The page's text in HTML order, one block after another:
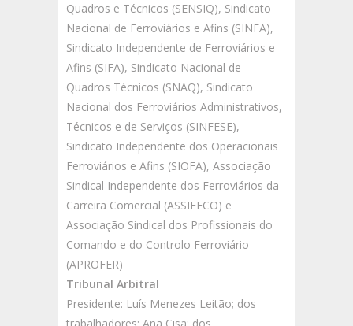
Quadros e Técnicos (SENSIQ), Sindicato
Nacional de Ferroviários e Afins (SINFA),
Sindicato Independente de Ferroviários e
Afins (SIFA), Sindicato Nacional de
Quadros Técnicos (SNAQ), Sindicato
Nacional dos Ferroviários Administrativos,
Técnicos e de Serviços (SINFESE),
Sindicato Independente dos Operacionais
Ferroviários e Afins (SIOFA), Associação
Sindical Independente dos Ferroviários da
Carreira Comercial (ASSIFECO) e
Associação Sindical dos Profissionais do
Comando e do Controlo Ferroviário
(APROFER)
Tribunal Arbitral
Presidente: Luís Menezes Leitão; dos